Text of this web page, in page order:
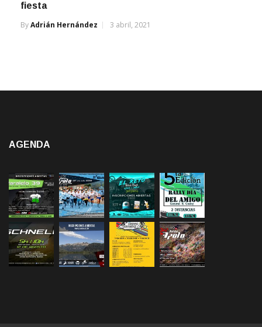
fiesta
ByAdrián Hernández 3 abril, 2021
AGENDA